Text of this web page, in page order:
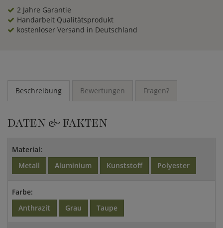
2 Jahre Garantie
Handarbeit Qualitätsprodukt
kostenloser Versand in Deutschland
Beschreibung Bewertungen Fragen?
DATEN & FAKTEN
Material:
Metall
Aluminium Kunststoff Polyester
Farbe:
Anthrazit
Grau Taupe